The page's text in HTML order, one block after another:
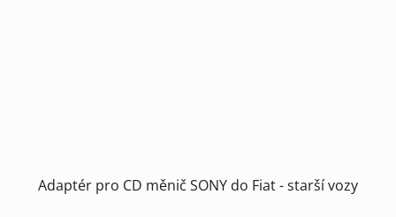
Adaptér pro CD měnič SONY do Fiat - starší vozy